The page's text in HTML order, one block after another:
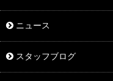
ニュース
スタッフブログ